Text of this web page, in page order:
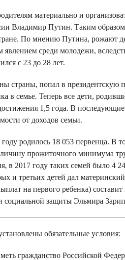
материально и
Владимир Путин. Таким образом,
По мнению Путина, рожают
явлением среди молодежи,
с 23 до 28 лет.
страны, попал в президентскую
в семье. Теперь все дети,
1,5 года. В
от доходов семьи.
родилось 18 053 первенца. В
прожиточного минимума
в 2017 году таких семей было 4
и третьих детей дал
на первого ребенка)
социальной защиты Эльмира
обязательные условия:
гражданство Российской